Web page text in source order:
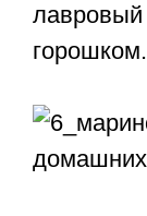
горошком.